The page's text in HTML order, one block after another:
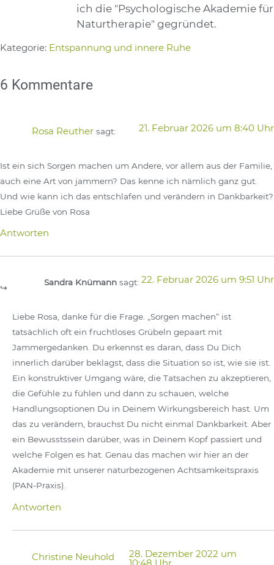
ich die "Psychologische Akademie für
Naturtherapie" gegründet.
Kategorie: Entspannung und innere Ruhe
6 Kommentare
Rosa Reuther sagt: 21. Februar 2026 um 8:40 Uhr
Ist ein sich Sorgen machen um Andere, vor allem aus der Familie,
auch eine Art von jammern? Das kenne ich nämlich ganz gut.
Und wie kann ich das entschlafen und verändern in Dankbarkeit?
Liebe Grüße von Rosa
Antworten
Sandra Knümann sagt: 22. Februar 2026 um 9:51 Uhr
Liebe Rosa, danke für die Frage. „Sorgen machen“ ist
tatsächlich oft ein fruchtloses Grübeln gepaart mit
Jammergedanken. Du erkennst es daran, dass Du Dich
innerlich darüber beklagst, dass die Situation so ist, wie sie ist.
Ein konstruktiver Umgang wäre, die Tatsachen zu akzeptieren,
die Gefühle zu fühlen und dann zu schauen, welche
Handlungsoptionen Du in Deinem Wirkungsbereich hast. Um
das zu verändern, brauchst Du nicht einmal Dankbarkeit. Aber
ein Bewusstssein darüber, was in Deinem Kopf passiert und
welche Folgen es hat. Genau das machen wir hier an der
Akademie mit unserer naturbezogenen Achtsamkeitspraxis
(PAN-Praxis).
Antworten
Christine Neuhold 28. Dezember 2022 um